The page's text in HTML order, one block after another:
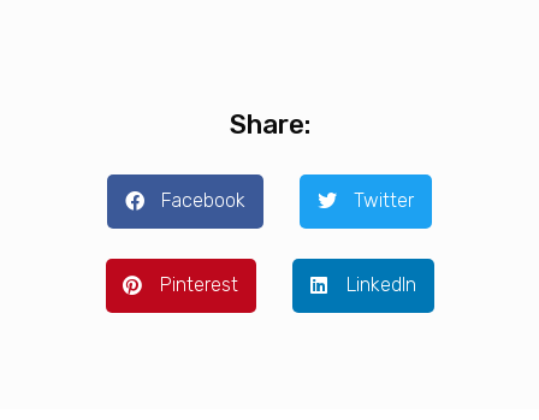
Share:
Facebook Twitter
Pinterest LinkedIn